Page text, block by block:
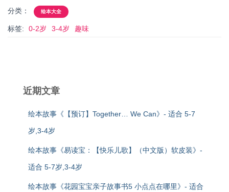
分类： 绘本大全
标签: 0-2岁 3-4岁 趣味
近期文章
绘本故事《【预订】Together… We Can》- 适合 5-7
岁,3-4岁
绘本故事《易读宝：【快乐儿歌】（中文版）软皮装》-
适合 5-7岁,3-4岁
绘本故事《花园宝宝亲子故事书5 小点点在哪里》- 适合